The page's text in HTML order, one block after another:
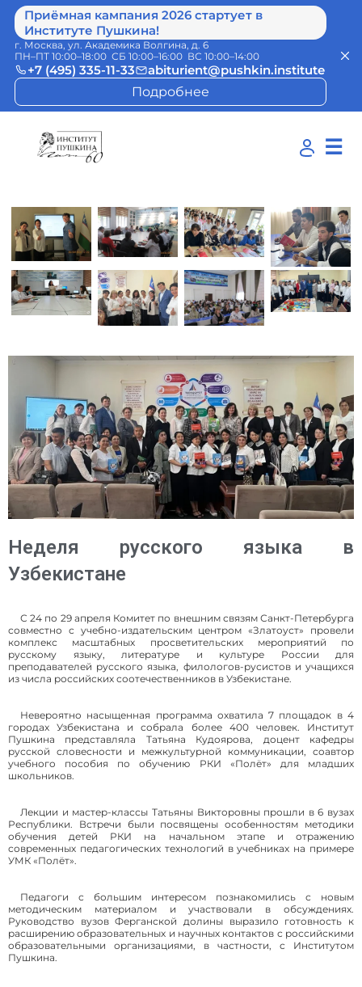
Приёмная кампания 2026 стартует в
Институте Пушкина!
г. Москва, ул. Академика Волгина, д. 6
ПН–ПТ 10:00–18:00 СБ 10:00–16:00 ВС 10:00–14:00
+7 (495) 335-11-33
abiturient@pushkin.institute
Подробнее
☰
Неделя русского языка в
Узбекистане
С 24 по 29 апреля Комитет по внешним связям Санкт-Петербурга
совместно с учебно-издательским центром «Златоуст» провели
комплекс масштабных просветительских мероприятий по
русскому языку, литературе и культуре России для
преподавателей русского языка, филологов-русистов и учащихся
из числа российских соотечественников в Узбекистане.
Невероятно насыщенная программа охватила 7 площадок в 4
городах Узбекистана и собрала более 400 человек. Институт
Пушкина представляла Татьяна Кудоярова, доцент кафедры
русской словесности и межкультурной коммуникации, соавтор
учебного пособия по обучению РКИ «Полёт» для младших
школьников.
Лекции и мастер-классы Татьяны Викторовны прошли в 6 вузах
Республики. Встречи были посвящены особенностям методики
обучения детей РКИ на начальном этапе и отражению
современных педагогических технологий в учебниках на примере
УМК «Полёт».
Педагоги с большим интересом познакомились с новым
методическим материалом и участвовали в обсуждениях.
Руководство вузов Ферганской долины выразило готовность к
расширению образовательных и научных контактов с российскими
образовательными организациями, в частности, с Институтом
Пушкина.